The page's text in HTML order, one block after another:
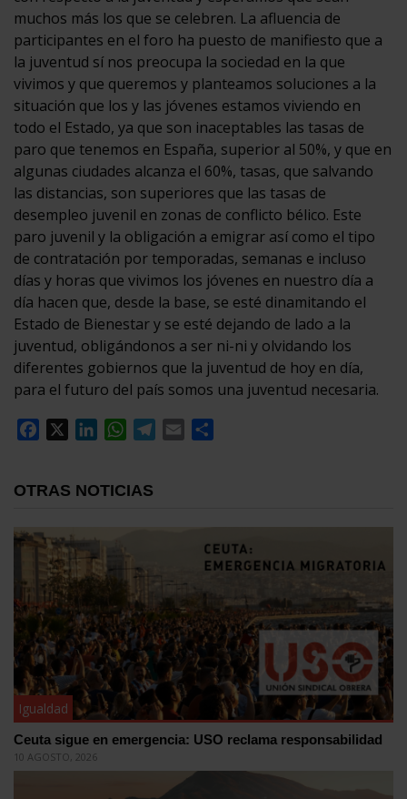
muchos más los que se celebren. La afluencia de
participantes en el foro ha puesto de manifiesto que a
la juventud sí nos preocupa la sociedad en la que
vivimos y que queremos y planteamos soluciones a la
situación que los y las jóvenes estamos viviendo en
todo el Estado, ya que son inaceptables las tasas de
paro que tenemos en España, superior al 50%, y que en
algunas ciudades alcanza el 60%, tasas, que salvando
las distancias, son superiores que las tasas de
desempleo juvenil en zonas de conflicto bélico. Este
paro juvenil y la obligación a emigrar así como el tipo
de contratación por temporadas, semanas e incluso
días y horas que vivimos los jóvenes en nuestro día a
día hacen que, desde la base, se esté dinamitando el
Estado de Bienestar y se esté dejando de lado a la
juventud, obligándonos a ser ni-ni y olvidando los
diferentes gobiernos que la juventud de hoy en día,
para el futuro del país somos una juventud necesaria.
Facebook
LinkedInWhatsApp
Telegram
Email
OTRAS NOTICIAS
Igualdad
Ceuta sigue en emergencia: USO reclama responsabilidad
10 AGOSTO, 2026